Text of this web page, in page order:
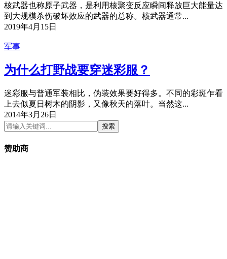
核武器也称原子武器，是利用核聚变反应瞬间释放巨大能量达
到大规模杀伤破坏效应的武器的总称。核武器通常...
2019年4月15日
军事
为什么打野战要穿迷彩服？
迷彩服与普通军装相比，伪装效果要好得多。不同的彩斑乍看
上去似夏日树木的阴影，又像秋天的落叶。当然这...
2014年3月26日
搜索
赞助商